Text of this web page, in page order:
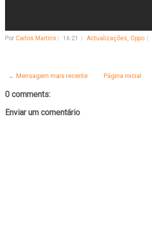
Por Carlos Martins 16:21 Actualizações, Oppo
← Mensagem mais recente Página inicial
0 comments:
Enviar um comentário